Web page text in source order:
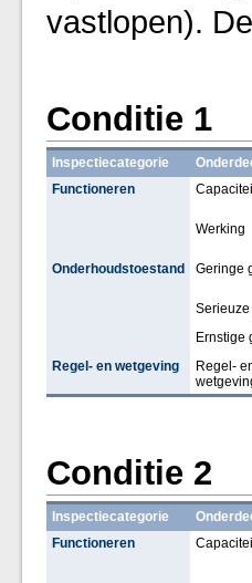
vastlopen).
Conditie 1
Inspectiecategorie
Functioneren
Werking
Onderhoudstoestand
Geringe
Ernstige
Regel- en wetgeving
Regel-
Conditie 2
Inspectiecategorie
Functioneren